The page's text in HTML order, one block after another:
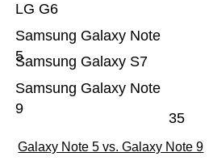
Samsung Galaxy Note
9
Samsung Galaxy S7
Samsung Galaxy Note
5
LG G6
35
Galaxy Note 5 vs. Galaxy Note 9